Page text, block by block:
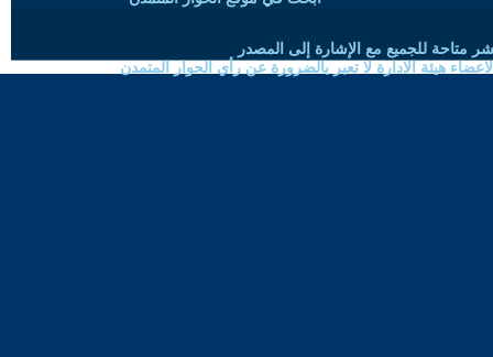
متاحة للجميع مع الإشارة إلى المصدر
هيئة الادارة لا تعبر بالضرورة عن رأي الحوار المتمدن